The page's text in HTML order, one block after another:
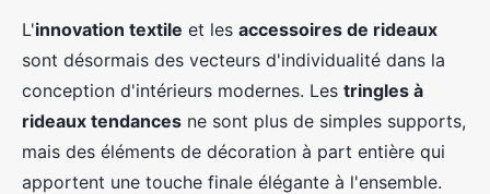
L'innovation textile et les accessoires de rideaux
sont désormais des vecteurs d'individualité dans la
conception d'intérieurs modernes. Les tringles à
rideaux tendances ne sont plus de simples supports,
mais des éléments de décoration à part entière qui
apportent une touche finale élégante à l'ensemble.